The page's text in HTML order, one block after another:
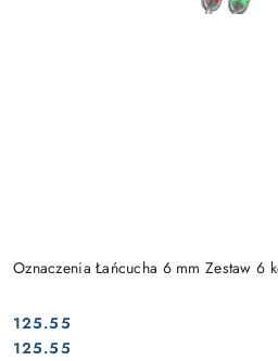
Oznaczenia Łańcucha 6 mm Zestaw 6
Cena:
125.55
Cena:
125.55